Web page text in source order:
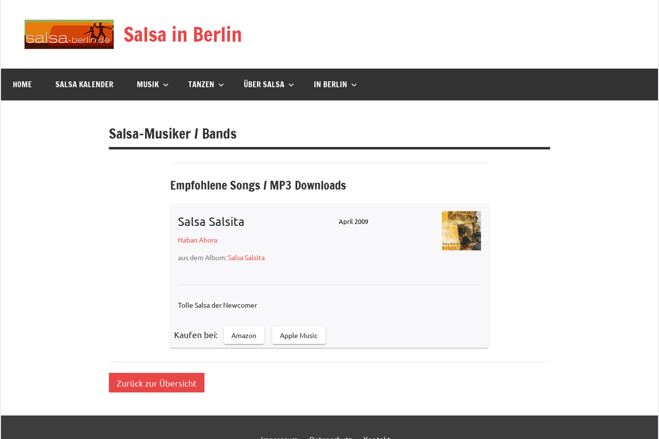
springen
Salsa in Berlin
HOME SALSA KALENDER MUSIK TANZEN ÜBER SALSA IN BERLIN
Salsa-Musiker / Bands
Empfohlene Songs / MP3 Downloads
Salsa Salsita
Haban Ahora
aus dem Album:Salsa Salsita
April 2009
Tolle Salsa der Newcomer
Kaufen bei: Amazon Apple Music
Zurück zur Übersicht